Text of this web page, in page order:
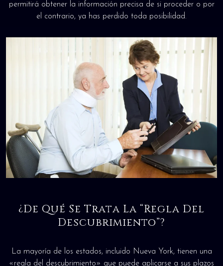
permitirá obtener la información precisa de si proceder o por
el contrario, ya has perdido toda posibilidad.
¿De Qué Se Trata La “Regla Del
Descubrimiento”?
La mayoría de los estados, incluido Nueva York, tienen una
«regla del descubrimiento» que puede aplicarse a sus plazos